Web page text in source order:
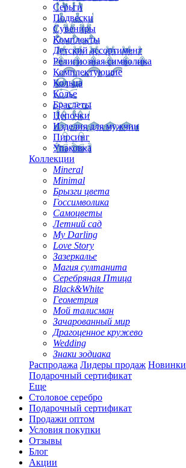
Серьги
Подвески
Сувениры
Комплекты
Детский ассортимент
Религиозная символика
Комплектующие
Кольца
Колье
Браслеты
Цепочки
Изделия для мужчин
Пирсинг
Упаковка
Коллекции
Mineral
Minimal
Брызги цвета
Госсимволика
Самоцветы
Летний сад
My Darling
Love Story
Зазеркалье
Магия султанита
Серебряная Птица
Black&White
Геометрия
Мой талисман
Зачарованный мир
Драгоценное кружево
Wedding
Знаки зодиака
Распродажа Лидеры продаж Новинки
Подарочный сертификат
Еще
Столовое серебро
Подарочный сертификат
Продажи оптом
Условия покупки
Отзывы
Блог
Акции